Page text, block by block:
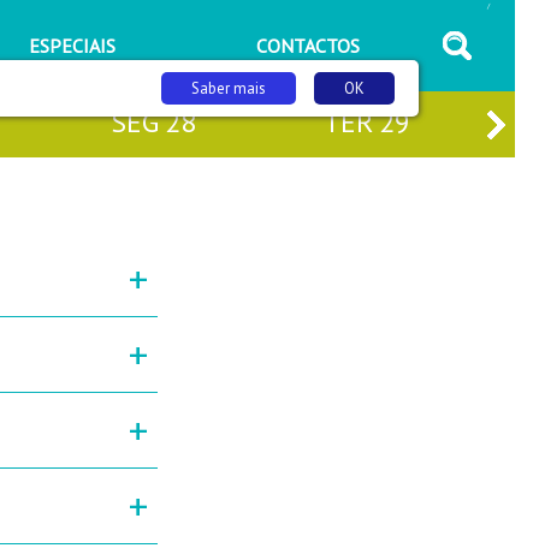
ESPECIAIS CONTACTOS
/
SEG28 TER29
+
+
+
+
OK
Saber mais